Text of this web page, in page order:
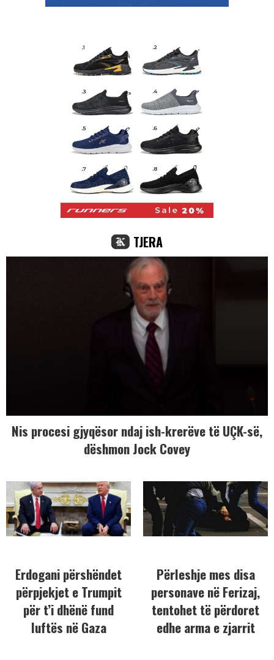
TJERA
Nis procesi gjyqësor ndaj ish-krerëve të UÇK-së,
dëshmon Jock Covey
Erdogani përshëndet
përpjekjet e Trumpit
për t’i dhënë fund
luftës në Gaza
Përleshje mes disa
personave në Ferizaj,
tentohet të përdoret
edhe arma e zjarrit